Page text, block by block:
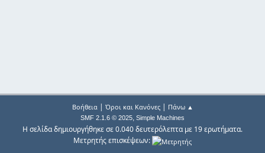
Βοήθεια| Όροι και Κανόνες| Πάνω ▲
SMF 2.1.6 © 2025, Simple Machines
Η σελίδα δημιουργήθηκε σε 0.040 δευτερόλεπτα με 19 ερωτήματα.
Μετρητής επισκέψεων: